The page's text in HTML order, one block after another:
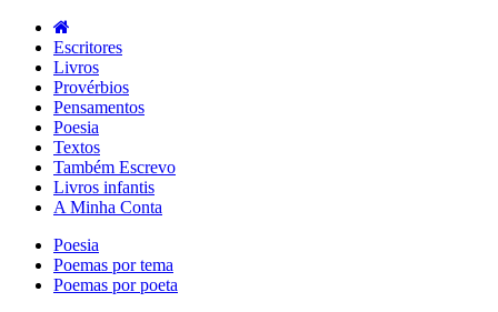
Escritores
Livros
Provérbios
Pensamentos
Poesia
Textos
Também Escrevo
Livros infantis
A Minha Conta
Poesia
Poemas por tema
Poemas por poeta